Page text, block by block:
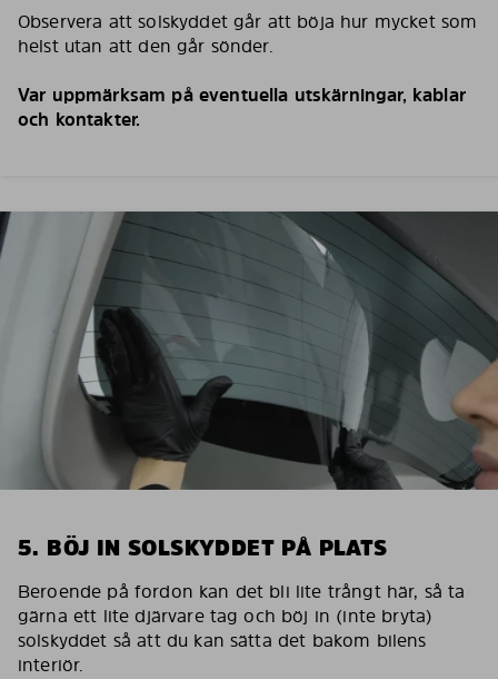
Observera att solskyddet går att böja hur mycket som
helst utan att den går sönder.
Var uppmärksam på eventuella utskärningar, kablar
och kontakter.
5. BÖJ IN SOLSKYDDET PÅ PLATS
Beroende på fordon kan det bli lite trångt här, så ta
gärna ett lite djärvare tag och böj in (inte bryta)
solskyddet så att du kan sätta det bakom bilens
interiör.